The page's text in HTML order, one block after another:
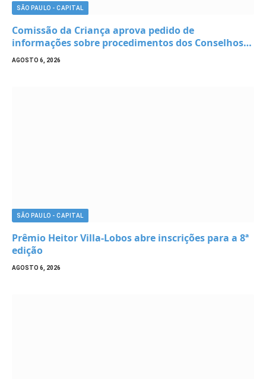
SÃO PAULO - CAPITAL
Comissão da Criança aprova pedido de
informações sobre procedimentos dos Conselhos
Tutelares em denúncias feitas por educadores
AGOSTO 6, 2026
SÃO PAULO - CAPITAL
Prêmio Heitor Villa-Lobos abre inscrições para a 8ª
edição
AGOSTO 6, 2026